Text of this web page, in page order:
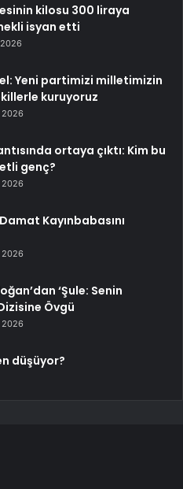
kilosu 300 liraya
isyan etti
Yeni partimizi milletimizin
kuruyoruz
2026
ortaya çıktı: Kim bu
genç?
2026
Kayınbabasını
2026
‘Şule: Senin
Övgü
2026
düşüyor?